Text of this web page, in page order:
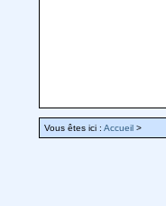
Vous êtes ici : Accueil >